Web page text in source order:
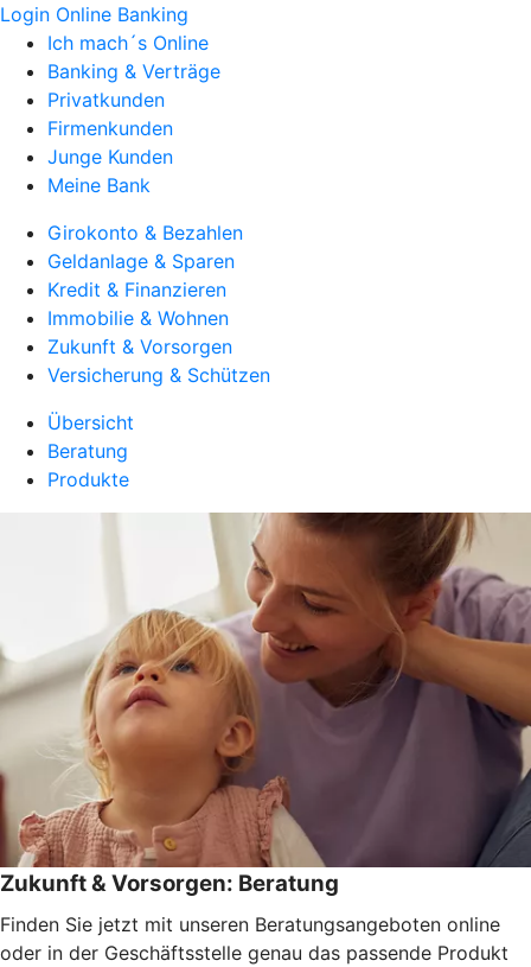
Login Online Banking
Ich mach´s Online
Banking & Verträge
Privatkunden
Firmenkunden
Junge Kunden
Meine Bank
Girokonto & Bezahlen
Geldanlage & Sparen
Kredit & Finanzieren
Immobilie & Wohnen
Zukunft & Vorsorgen
Versicherung & Schützen
Übersicht
Beratung
Produkte
Zukunft & Vorsorgen: Beratung
Finden Sie jetzt mit unseren Beratungsangeboten online
oder in der Geschäftsstelle genau das passende Produkt